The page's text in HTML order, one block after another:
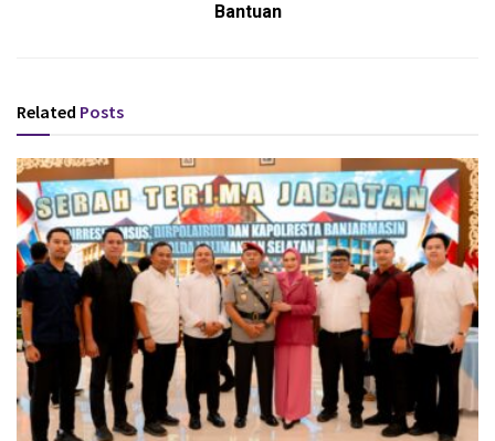
Bantuan
Related Posts